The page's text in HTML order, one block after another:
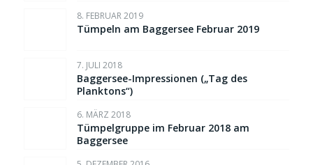
8. FEBRUAR 2019
Tümpeln am Baggersee Februar 2019
7. JULI 2018
Baggersee-Impressionen („Tag des
Planktons“)
6. MÄRZ 2018
Tümpelgruppe im Februar 2018 am
Baggersee